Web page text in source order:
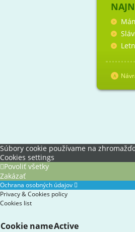
Súbory cookie používame na
Cookies settings
Povoliť všetky
Zakázať
Ochrana osobných údajov
Privacy & Cookies policy
Cookies list
Cookie nameActive